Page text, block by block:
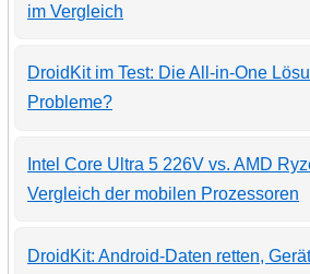
im Vergleich
DroidKit im Test: Die All-in-One
Probleme?
Intel Core Ultra 5 226V vs. AMD
Vergleich der mobilen Prozessoren
DroidKit: Android-Daten retten,